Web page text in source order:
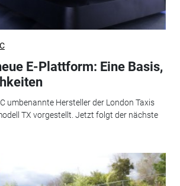
E-Plattform: Eine Basis,
umbenannte Hersteller der London Taxis
TX vorgestellt. Jetzt folgt der nächste